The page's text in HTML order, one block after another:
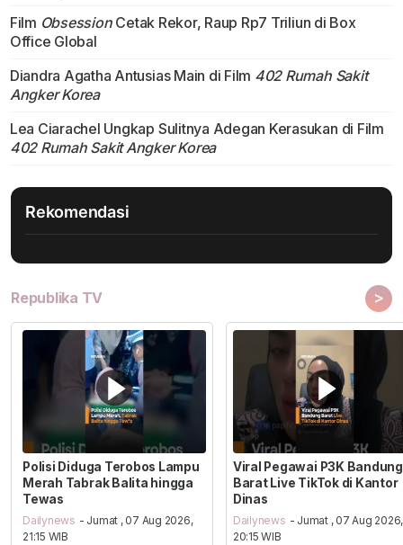
Film ObsessionCetak Rekor, Raup Rp7 Triliun di Box
Office Global
Diandra Agatha Antusias Main di Film 402 Rumah Sakit
Angker Korea
Lea Ciarachel Ungkap Sulitnya Adegan Kerasukan di Film
402 Rumah Sakit Angker Korea
Rekomendasi
Republika TV >
Polisi Diduga Terobos Lampu
Merah Tabrak Balita hingga
Tewas
Dailynews - Jumat , 07 Aug 2026,
21:15 WIB
Viral Pegawai P3K Bandung
Barat Live TikTok di Kantor
Dinas
Dailynews - Jumat , 07 Aug 2026,
20:15 WIB